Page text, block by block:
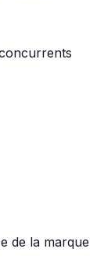
de la marque